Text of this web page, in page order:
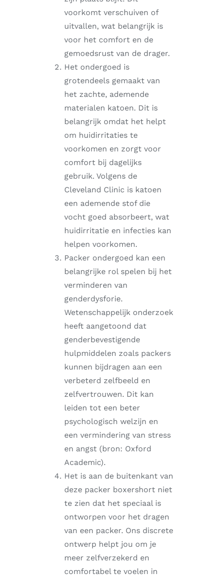
voorkomt verschuiven of
uitvallen, wat belangrijk is
voor het comfort en de
gemoedsrust van de drager.
Het ondergoed is
grotendeels gemaakt van
het zachte, ademende
materialen katoen. Dit is
belangrijk omdat het helpt
om huidirritaties te
voorkomen en zorgt voor
comfort bij dagelijks
gebruik. Volgens de
Cleveland Clinic is katoen
een ademende stof die
vocht goed absorbeert, wat
huidirritatie en infecties kan
helpen voorkomen.
Packer ondergoed kan een
belangrijke rol spelen bij het
verminderen van
genderdysforie.
Wetenschappelijk onderzoek
heeft aangetoond dat
genderbevestigende
hulpmiddelen zoals packers
kunnen bijdragen aan een
verbeterd zelfbeeld en
zelfvertrouwen. Dit kan
leiden tot een beter
psychologisch welzijn en
een vermindering van stress
en angst (bron: Oxford
Academic).
Het is aan de buitenkant van
deze packer boxershort niet
te zien dat het speciaal is
ontworpen voor het dragen
van een packer. Ons discrete
ontwerp helpt jou om je
meer zelfverzekerd en
comfortabel te voelen in